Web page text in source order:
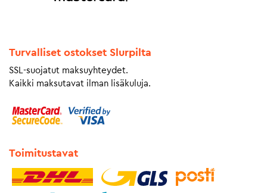
Turvalliset ostokset Slurpilta
SSL-suojatut maksuyhteydet.
Kaikki maksutavat ilman lisäkuluja.
Toimitustavat